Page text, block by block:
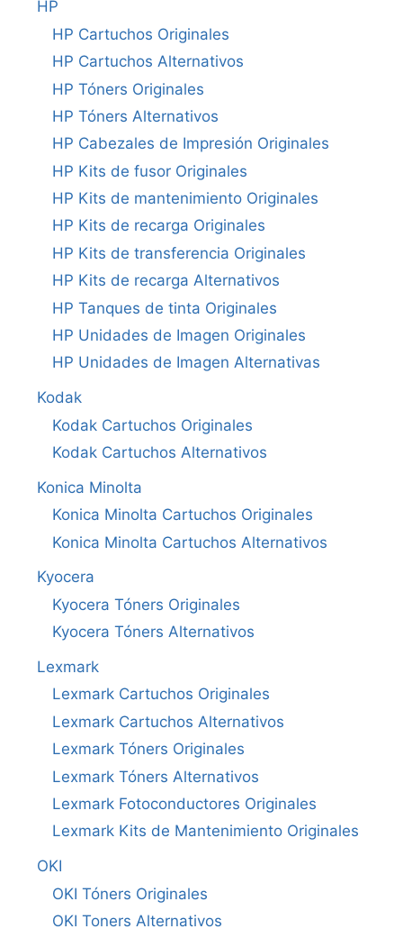
HP
HP Cartuchos Originales
HP Cartuchos Alternativos
HP Tóners Originales
HP Tóners Alternativos
HP Cabezales de Impresión Originales
HP Kits de fusor Originales
HP Kits de mantenimiento Originales
HP Kits de recarga Originales
HP Kits de transferencia Originales
HP Kits de recarga Alternativos
HP Tanques de tinta Originales
HP Unidades de Imagen Originales
HP Unidades de Imagen Alternativas
Kodak
Kodak Cartuchos Originales
Kodak Cartuchos Alternativos
Konica Minolta
Konica Minolta Cartuchos Originales
Konica Minolta Cartuchos Alternativos
Kyocera
Kyocera Tóners Originales
Kyocera Tóners Alternativos
Lexmark
Lexmark Cartuchos Originales
Lexmark Cartuchos Alternativos
Lexmark Tóners Originales
Lexmark Tóners Alternativos
Lexmark Fotoconductores Originales
Lexmark Kits de Mantenimiento Originales
OKI
OKI Tóners Originales
OKI Toners Alternativos